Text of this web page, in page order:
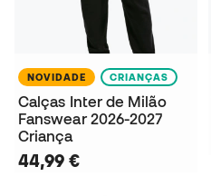
NOVIDADE CRIANÇAS
Calças Inter de Milão
Fanswear 2026-2027
Criança
44,99 €